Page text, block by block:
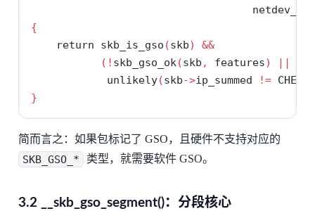
{
return skb_is_gso (skb) &&
(! skb_gso_ok(skb , features) ||
            unlikely
(skb->ip_summed !=
}
简而言之：如果包标记了 GSO，且硬件不支持对应的
SKB_GSO_* 类型，就需要软件 GSO。
3.2 __skb_gso_segment()：分段核心